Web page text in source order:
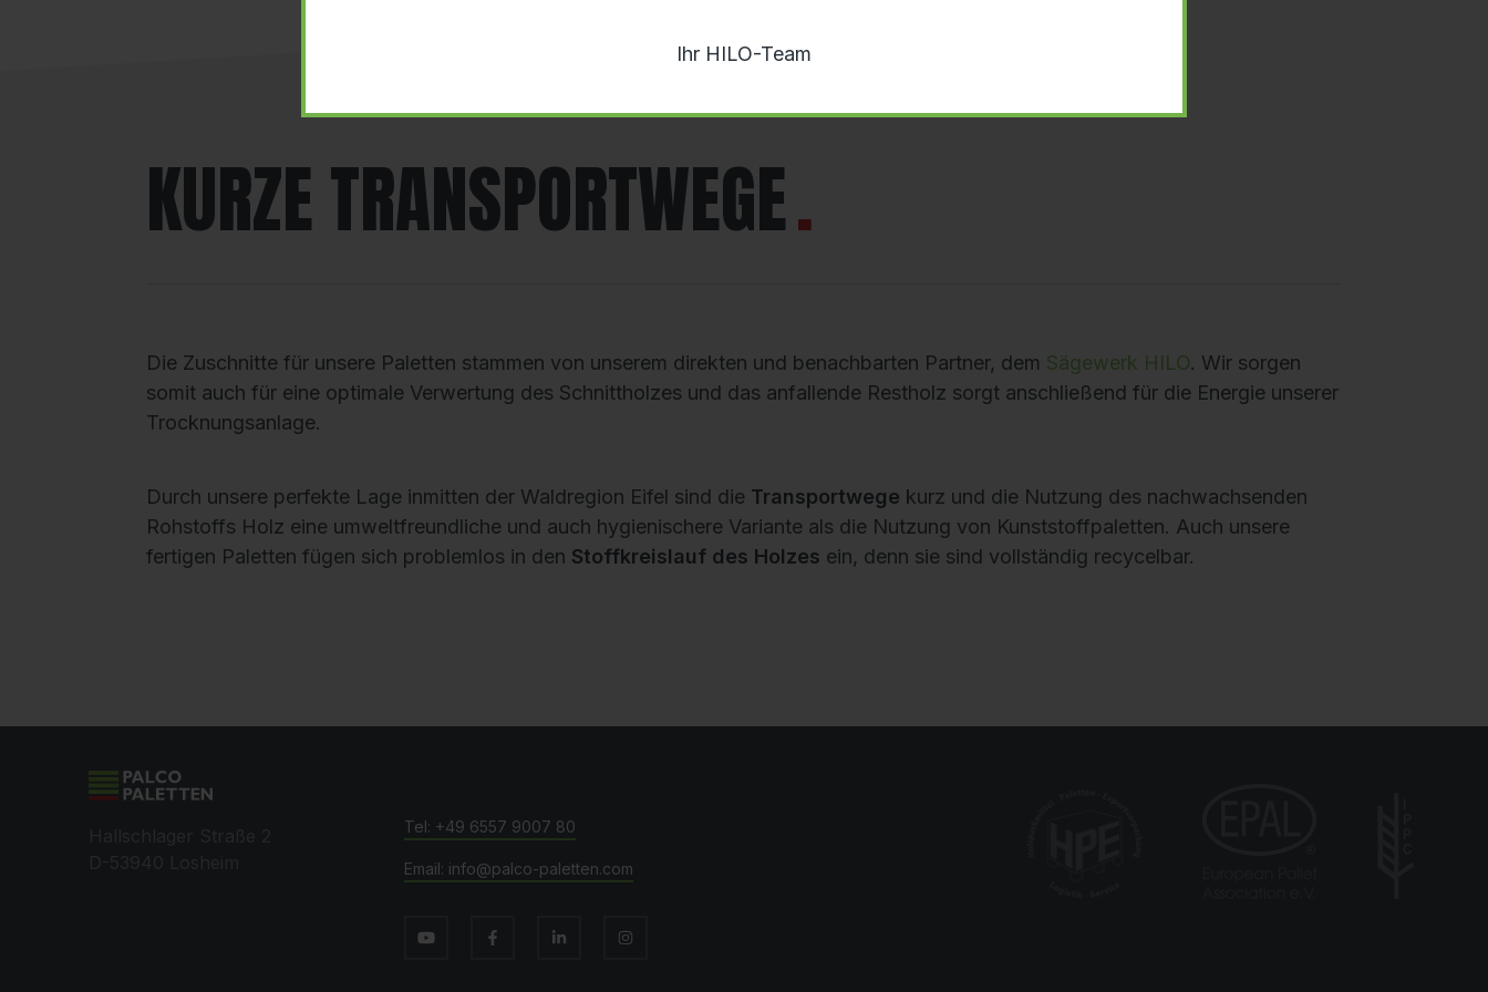
Ihr HILO-Team
KURZE TRANSPORTWEGE
Die Zuschnitte für unsere Paletten stammen von unserem direkten und benachbarten Partner, dem Sägewerk HILO. Wir sorgen
somit auch für eine optimale Verwertung des Schnittholzes und das anfallende Restholz sorgt anschließend für die Energie unserer
Trocknungsanlage.
Durch unsere perfekte Lage inmitten der Waldregion Eifel sind die Transportwege kurz und die Nutzung des nachwachsenden
Rohstoffs Holz eine umweltfreundliche und auch hygienischere Variante als die Nutzung von Kunststoffpaletten. Auch unsere
fertigen Paletten fügen sich problemlos in den Stoffkreislauf des Holzes ein, denn sie sind vollständig recycelbar.
+49 6557 9007 80
info@palco-paletten.com